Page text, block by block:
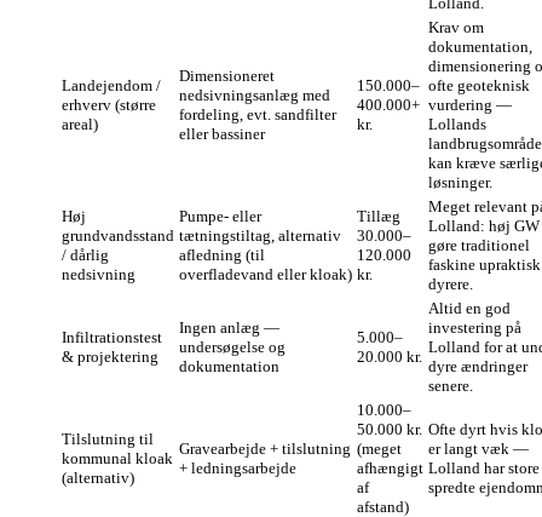
Landejendom /
erhverv (større
areal)
Dimensioneret
nedsivningsanlæg med
fordeling, evt. sandfilter
eller bassiner
150.000–
400.000+
kr.
Krav om
dokumentation,
dimensionering
ofte geoteknisk
vurdering —
Lollands
kan kræve
løsninger.
Høj
grundvandsstand
/ dårlig
nedsivning
Pumpe- eller
tætningstiltag, alternativ
afledning (til
overfladevand eller kloak)
Tillæg
30.000–
120.000
kr.
Meget relevant
Lolland: høj GW
gøre traditionel
faskine
dyrere.
Infiltrationstest
& projektering
Ingen anlæg —
undersøgelse og
dokumentation
5.000–
20.000 kr.
Altid en god
investering på
Lolland for at
dyre ændringer
senere.
Tilslutning til
kommunal kloak
(alternativ)
Gravearbejde + tilslutning
+ ledningsarbejde
10.000–
50.000 kr.
(meget
afhængigt
af
afstand)
Ofte dyrt hvis
er langt væk —
Lolland har store
spredte